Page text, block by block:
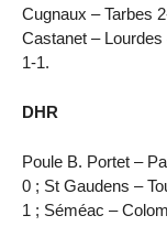
Cugnaux – Tarbes
Castanet –
1-1.
DHR
Poule B. Portet –
0 ; St Gaudens –
1 ; Séméac –